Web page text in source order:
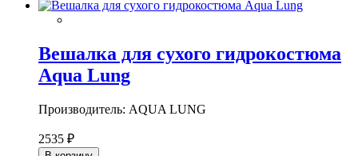
Вешалка для сухого гидрокостюма
Aqua Lung
Производитель: AQUA LUNG
2535 ₽